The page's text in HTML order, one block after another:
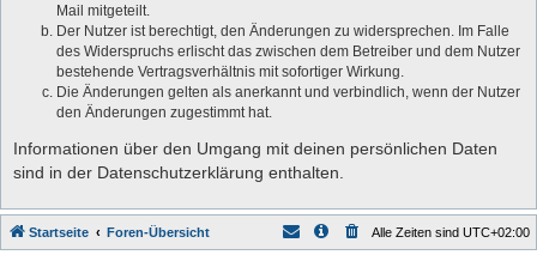
Mail mitgeteilt.
Der Nutzer ist berechtigt, den Änderungen zu widersprechen. Im Falle
des Widerspruchs erlischt das zwischen dem Betreiber und dem Nutzer
bestehende Vertragsverhältnis mit sofortiger Wirkung.
Die Änderungen gelten als anerkannt und verbindlich, wenn der Nutzer
den Änderungen zugestimmt hat.
Informationen über den Umgang mit deinen persönlichen Daten
sind in der Datenschutzerklärung enthalten.
Startseite Foren-Übersicht Alle Zeiten sind UTC+02:00